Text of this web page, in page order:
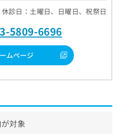
休診日：土曜日、日曜日、祝祭日
5809-6696
ムページ
対象